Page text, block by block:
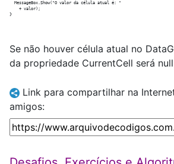
  MessageBox.Show("O valor da célula atual é: "
    + valor);
Se não houver célula atual no
da propriedade CurrentCell será
Link para compartilhar na
amigos: